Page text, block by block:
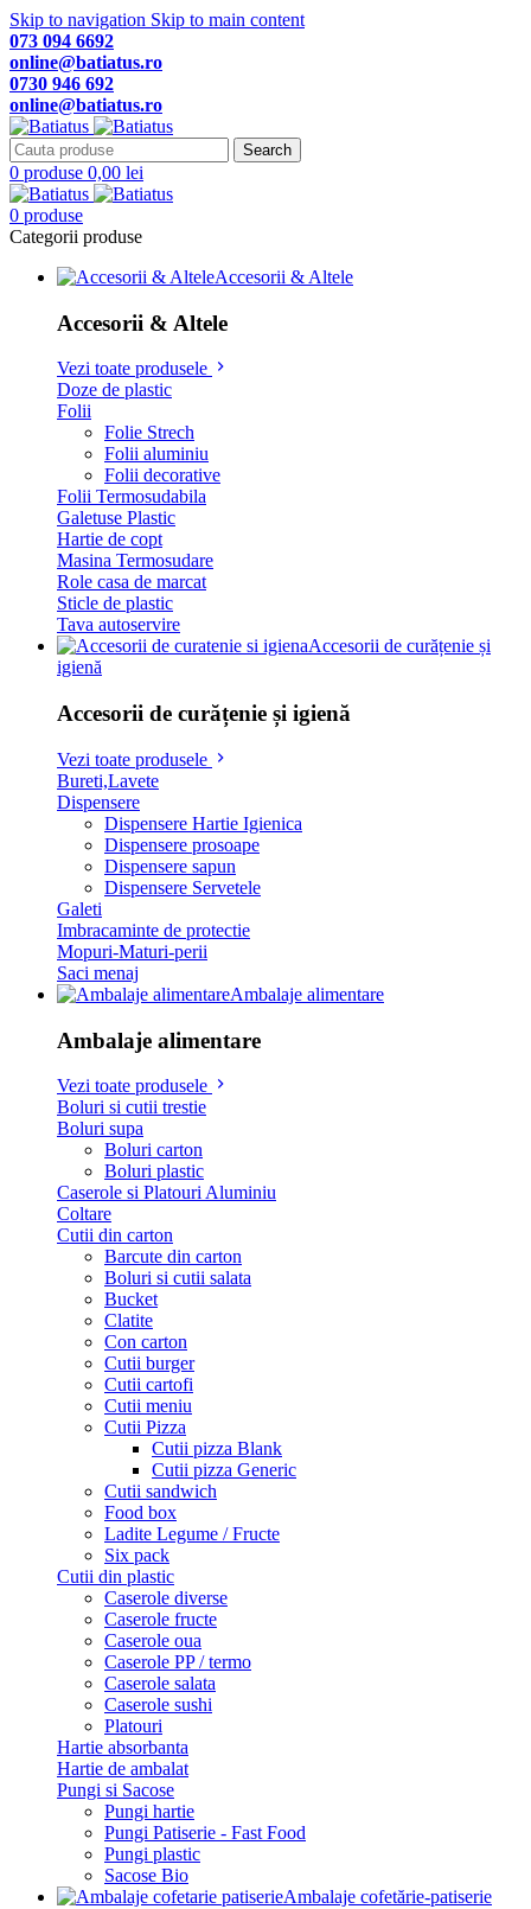
Skip to navigation Skip to main content
073 094 6692
online@batiatus.ro
0730 946 692
online@batiatus.ro
Search
0 produse 0,00 lei
0 produse
Categorii produse
Accesorii & Altele
Accesorii & Altele
Vezi toate produsele
Doze de plastic
Folii
Folie Strech
Folii aluminiu
Folii decorative
Folii Termosudabila
Galetuse Plastic
Hartie de copt
Masina Termosudare
Role casa de marcat
Sticle de plastic
Tava autoservire
Accesorii de curățenie și
igienă
Accesorii de curățenie și igienă
Vezi toate produsele
Bureti,Lavete
Dispensere
Dispensere Hartie Igienica
Dispensere prosoape
Dispensere sapun
Dispensere Servetele
Galeti
Imbracaminte de protectie
Mopuri-Maturi-perii
Saci menaj
Ambalaje alimentare
Ambalaje alimentare
Vezi toate produsele
Boluri si cutii trestie
Boluri supa
Boluri carton
Boluri plastic
Caserole si Platouri Aluminiu
Coltare
Cutii din carton
Barcute din carton
Boluri si cutii salata
Bucket
Clatite
Con carton
Cutii burger
Cutii cartofi
Cutii meniu
Cutii Pizza
Cutii pizza Blank
Cutii pizza Generic
Cutii sandwich
Food box
Ladite Legume / Fructe
Six pack
Cutii din plastic
Caserole diverse
Caserole fructe
Caserole oua
Caserole PP / termo
Caserole salata
Caserole sushi
Platouri
Hartie absorbanta
Hartie de ambalat
Pungi si Sacose
Pungi hartie
Pungi Patiserie - Fast Food
Pungi plastic
Sacose Bio
Ambalaje cofetărie-patiserie